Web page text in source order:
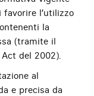
l’utilizzo
la
(tramite il
del 2002).
al
e precisa da